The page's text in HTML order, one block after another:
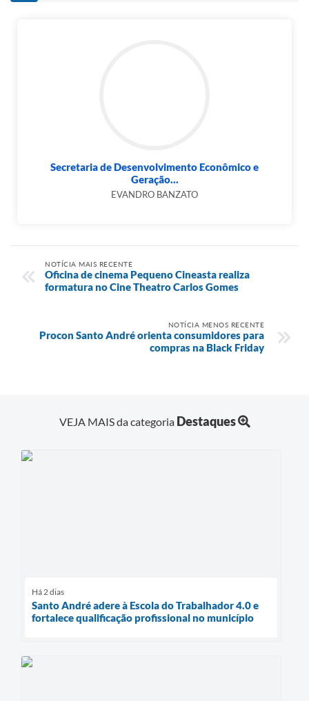
Secretaria de Desenvolvimento Econômico e
Geração...
EVANDRO BANZATO
NOTÍCIA MAIS RECENTE
Oficina de cinema Pequeno Cineasta realiza
formatura no Cine Theatro Carlos Gomes
NOTÍCIA MENOS RECENTE
Procon Santo André orienta consumidores para
compras na Black Friday
VEJA MAIS da categoria Destaques
Há 2 dias
Santo André adere à Escola do Trabalhador 4.0 e
fortalece qualificação profissional no município